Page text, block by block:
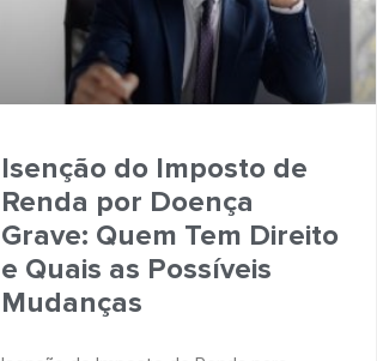
Isenção do Imposto de
Renda por Doença
Grave: Quem Tem Direito
e Quais as Possíveis
Mudanças